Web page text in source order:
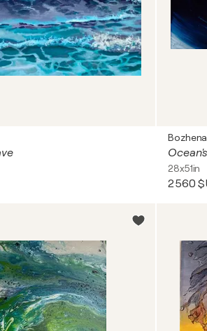
28x51in
2 560